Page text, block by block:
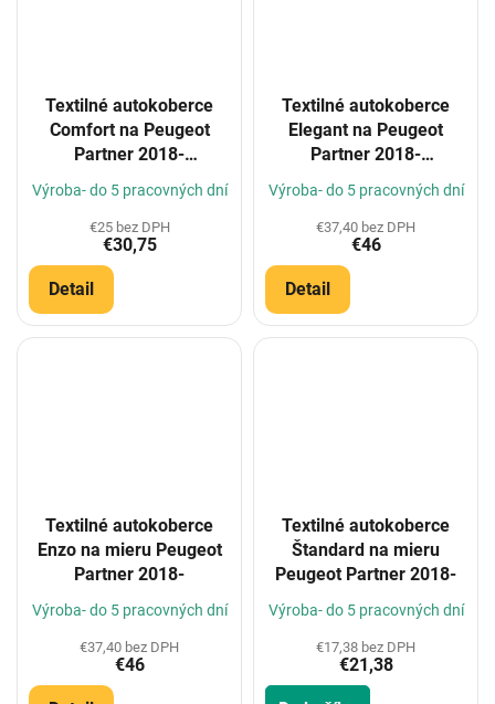
Textilné autokoberce
Comfort na Peugeot
Partner 2018-
(Konfigurátor)
Výroba- do 5 pracovných dní
€25 bez DPH
€30,75
Detail
Textilné autokoberce
Elegant na Peugeot
Partner 2018-
(Konfigurátor)
Výroba- do 5 pracovných dní
€37,40 bez DPH
€46
Detail
Textilné autokoberce
Enzo na mieru Peugeot
Partner 2018-
Výroba- do 5 pracovných dní
€37,40 bez DPH
€46
Textilné autokoberce
Štandard na mieru
Peugeot Partner 2018-
Výroba- do 5 pracovných dní
€17,38 bez DPH
€21,38